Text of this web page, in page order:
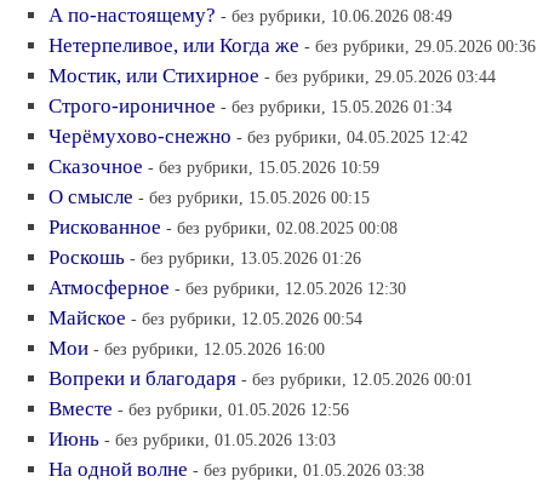
А по-настоящему? - без рубрики, 10.06.2026 08:49
Нетерпеливое, или Когда же - без рубрики, 29.05.2026 00:36
Мостик, или Стихирное - без рубрики, 29.05.2026 03:44
Строго-ироничное - без рубрики, 15.05.2026 01:34
Черёмухово-снежно - без рубрики, 04.05.2025 12:42
Сказочное - без рубрики, 15.05.2026 10:59
О смысле - без рубрики, 15.05.2026 00:15
Рискованное - без рубрики, 02.08.2025 00:08
Роскошь - без рубрики, 13.05.2026 01:26
Атмосферное - без рубрики, 12.05.2026 12:30
Майское - без рубрики, 12.05.2026 00:54
Мои - без рубрики, 12.05.2026 16:00
Вопреки и благодаря - без рубрики, 12.05.2026 00:01
Вместе - без рубрики, 01.05.2026 12:56
Июнь - без рубрики, 01.05.2026 13:03
На одной волне - без рубрики, 01.05.2026 03:38